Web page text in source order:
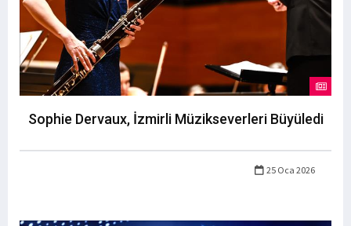
Sophie Dervaux, İzmirli Müzikseverleri Büyüledi
25 Oca 2026